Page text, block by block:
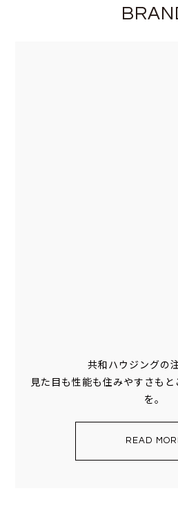
共和ハウジングの
見た目も性能も住みやすさも
を。
READ